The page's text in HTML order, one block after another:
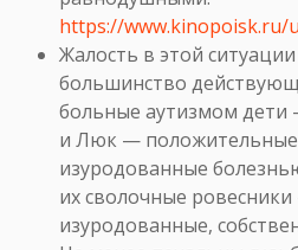
https://www.kinopoisk.ru/
Жалость в этой
большинство
больные аутизмом дети
и Люк — положительные
изуродованные
их сволочные
изуродованные,